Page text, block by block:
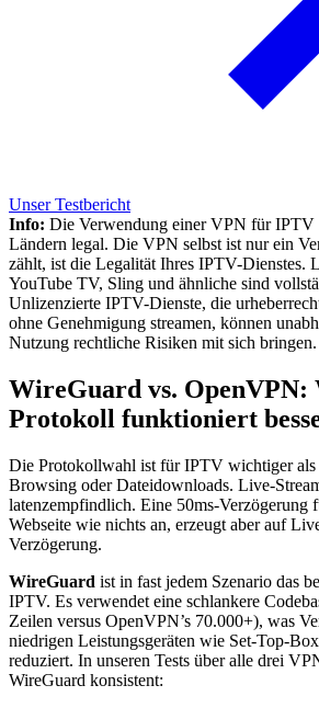
Unser Testbericht
Info: Die Verwendung einer VPN für IPTV
Ländern legal. Die VPN selbst ist nur ein
zählt, ist die Legalität Ihres IPTV-Dienstes.
YouTube TV, Sling und ähnliche sind
Unlizenzierte IPTV-Dienste, die
ohne Genehmigung streamen, können
Nutzung rechtliche Risiken mit sich bringen.
WireGuard vs. OpenVPN:
Protokoll funktioniert
Die Protokollwahl ist für IPTV wichtiger als
Browsing oder Dateidownloads. Live-
latenzempfindlich. Eine 50ms-Verzögerung
Webseite wie nichts an, erzeugt aber auf
Verzögerung.
WireGuard ist in fast jedem Szenario das
IPTV. Es verwendet eine schlankere
Zeilen versus OpenVPN’s 70.000+), was
niedrigen Leistungsgeräten wie Set-Top-
reduziert. In unseren Tests über alle drei
WireGuard konsistent: